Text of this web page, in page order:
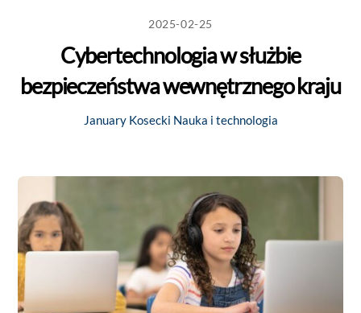
2025-02-25
Cybertechnologia w służbie
bezpieczeństwa wewnętrznego kraju
January Kosecki Nauka i technologia